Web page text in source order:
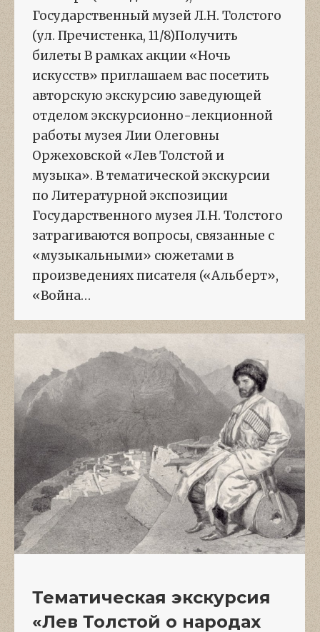
Государственный музей Л.Н. Толстого
(ул. Пречистенка, 11/8)Получить
билеты В рамках акции «Ночь
искусств» приглашаем вас посетить
авторскую экскурсию заведующей
отделом экскурсионно-лекционной
работы музея Лии Олеговны
Оржеховской «Лев Толстой и
музыка». В тематической экскурсии
по Литературной экспозиции
Государственного музея Л.Н. Толстого
затрагиваются вопросы, связанные с
«музыкальными» сюжетами в
произведениях писателя («Альберт»,
«Война…
Тематическая экскурсия
«Лев Толстой о народах